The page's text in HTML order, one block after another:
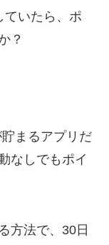
ていたら、ポ
？
まるアプリだ
なしでもポイ
方法で、30日